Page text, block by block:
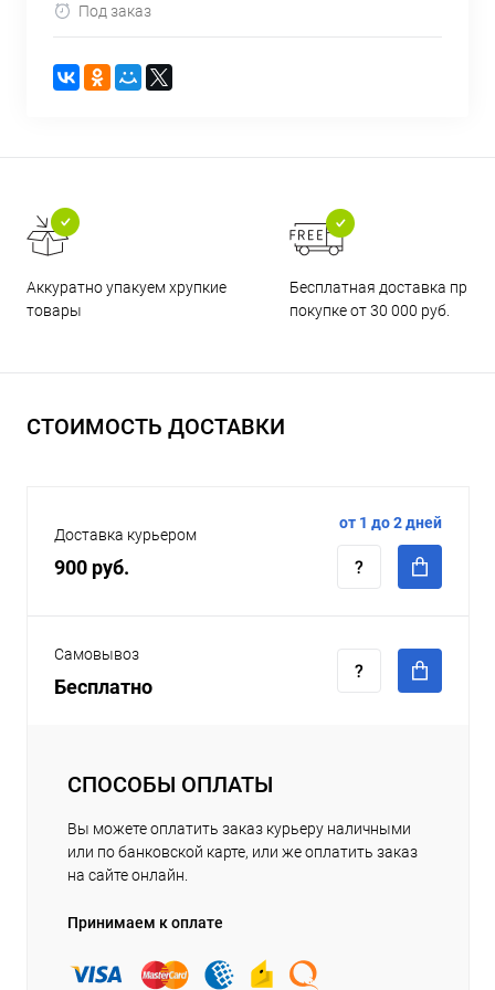
Под заказ
Аккуратно упакуем хрупкие
товары
Бесплатная доставка при
покупке от 30 000 руб.
СТОИМОСТЬ ДОСТАВКИ
Доставка курьером
900 руб.
от 1 до 2 дней
Самовывоз
Бесплатно
СПОСОБЫ ОПЛАТЫ
Вы можете оплатить заказ курьеру наличными
или по банковской карте, или же оплатить заказ
на сайте онлайн.
Принимаем к оплате